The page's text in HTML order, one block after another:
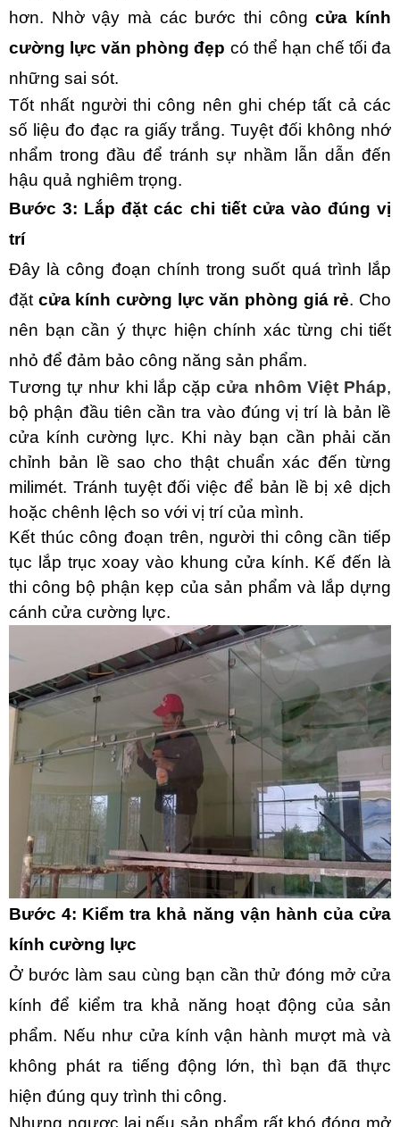
hơn. Nhờ vậy mà các bước thi côngcửa kính
cường lực văn phòng đẹp có thể hạn chế tối đa
những sai sót.
Tốt nhất người thi công nên ghi chép tất cả các
số liệu đo đạc ra giấy trắng. Tuyệt đối không nhớ
nhẩm trong đầu để tránh sự nhầm lẫn dẫn đến
hậu quả nghiêm trọng.
Bước 3: Lắp đặt các chi tiết cửa vào đúng vị
trí
Đây là công đoạn chính trong suốt quá trình lắp
đặt cửa kính cường lực văn phòng giá rẻ. Cho
nên bạn cần ý thực hiện chính xác từng chi tiết
nhỏ để đảm bảo công năng sản phẩm.
Tương tự như khi lắp cặpcửa nhôm Việt Pháp,
bộ phận đầu tiên cần tra vào đúng vị trí là bản lề
cửa kính cường lực. Khi này bạn cần phải căn
chỉnh bản lề sao cho thật chuẩn xác đến từng
milimét. Tránh tuyệt đối việc để bản lề bị xê dịch
hoặc chênh lệch so với vị trí của mình.
Kết thúc công đoạn trên, người thi công cần tiếp
tục lắp trục xoay vào khung cửa kính. Kế đến là
thi công bộ phận kẹp của sản phẩm và lắp dựng
cánh cửa cường lực.
Bước 4: Kiểm tra khả năng vận hành của cửa
kính cường lực
Ở bước làm sau cùng bạn cần thử đóng mở cửa
kính để kiểm tra khả năng hoạt động của sản
phẩm. Nếu như cửa kính vận hành mượt mà và
không phát ra tiếng động lớn, thì bạn đã thực
hiện đúng quy trình thi công.
Nhưng ngược lại nếu sản phẩm rất khó đóng mở